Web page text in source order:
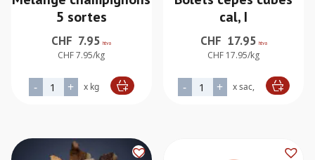
5 sortes
CHF 7.95 htva
CHF 7.95/kg
- quantité de Mélange champignons 5 sortes
+ x kg
Alternative:
cal, I
CHF 17.95 htva
CHF 17.95/kg
- quantité de Bolets cepes
+ x sac,
Alternative: